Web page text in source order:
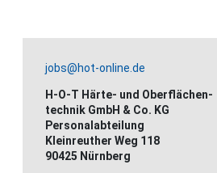
jobs@hot-online.de
H-O-T Härte- und Oberflächen-
technik GmbH & Co. KG
Personalabteilung
Kleinreuther Weg 118
90425 Nürnberg